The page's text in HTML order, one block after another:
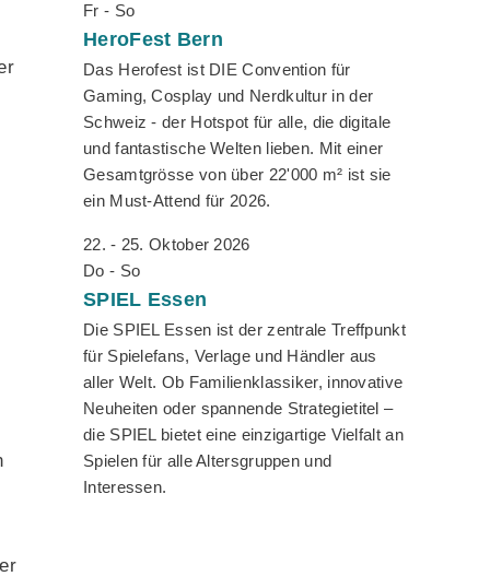
Fr - So
HeroFest Bern
Das Herofest ist DIE Convention für
Gaming, Cosplay und Nerdkultur in der
Schweiz - der Hotspot für alle, die digitale
und fantastische Welten lieben. Mit einer
Gesamtgrösse von über 22'000 m² ist sie
ein Must-Attend für 2026.
22. - 25. Oktober 2026
Do - So
SPIEL Essen
Die SPIEL Essen ist der zentrale Treffpunkt
für Spielefans, Verlage und Händler aus
aller Welt. Ob Familienklassiker, innovative
Neuheiten oder spannende Strategietitel –
die SPIEL bietet eine einzigartige Vielfalt an
Spielen für alle Altersgruppen und
Interessen.